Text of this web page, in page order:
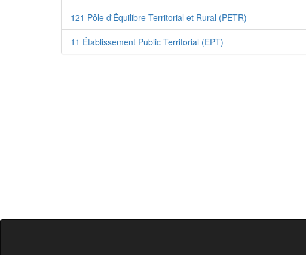
121 Pôle d'Équilibre Territorial et Rural (PETR)
11 Établissement Public Territorial (EPT)